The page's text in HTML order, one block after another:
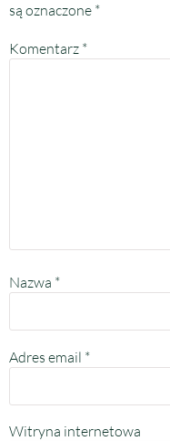
są oznaczone *
Komentarz *
Nazwa *
Adres email *
Witryna internetowa